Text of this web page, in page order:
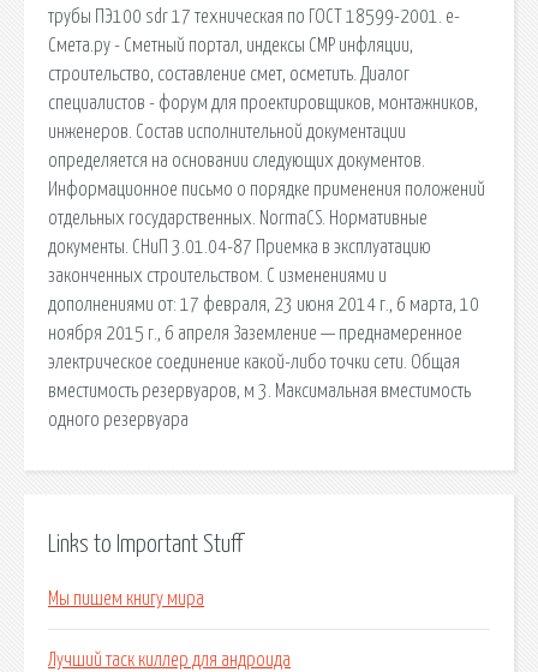
трубы ПЭ100 sdr 17 техническая по ГОСТ 18599-2001. е-
Смета.ру - Сметный портал, индексы СМР инфляции,
строительство, составление смет, осметить. Диалог
специалистов - форум для проектировщиков, монтажников,
инженеров. Состав исполнительной документации
определяется на основании следующих документов.
Информационное письмо о порядке применения положений
отдельных государственных. NormaCS. Нормативные
документы. СНиП 3.01.04-87 Приемка в эксплуатацию
законченных строительством. С изменениями и
дополнениями от: 17 февраля, 23 июня 2014 г., 6 марта, 10
ноября 2015 г., 6 апреля Заземление — преднамеренное
электрическое соединение какой-либо точки сети. Общая
вместимость резервуаров, м 3. Максимальная вместимость
одного резервуара
Links to Important Stuff
Мы пишем книгу мира
Лучший таск киллер для андроида